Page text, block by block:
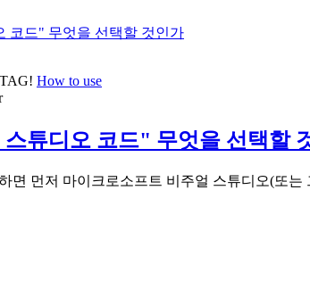
코드" 무엇을 선택할 것인가
How to use
튜디오 코드" 무엇을 선택할
면 먼저 마이크로소프트 비주얼 스튜디오(또